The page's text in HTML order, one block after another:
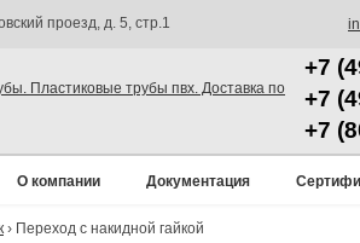
проезд, д. 5, стр.1
+7
+7
+7
О компании Документация
› Переход с накидной гайкой